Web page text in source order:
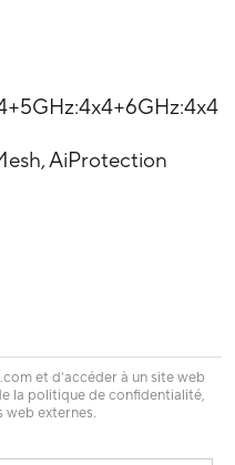
AiProtection
et d'accéder à un site web
la politique de confidentialité,
web externes.